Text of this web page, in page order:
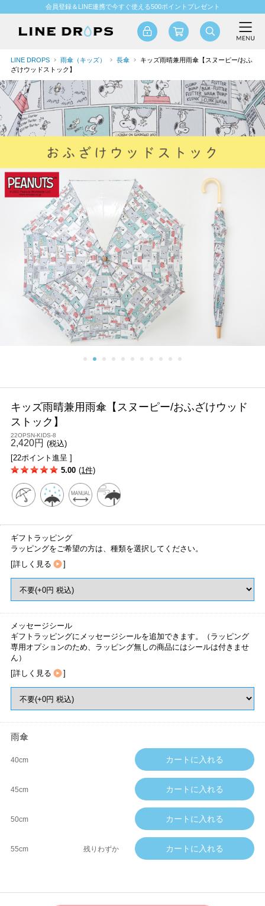
会員登録＆LINE連携で今すぐ使える500ポイントプレゼント
LINE DROPS 雨傘（キッズ） 長傘
キッズ雨晴兼用雨傘【スヌーピー/おふ
ざけウッドストック】
キッズ雨晴兼用雨傘【スヌーピー/おふざけウッド
ストック】
22OPSN-KIDS-8
2,420円 (税込)
[22ポイント進呈 ]
5.00 (1件)
ギフトラッピング
ラッピングをご希望の方は、種類を選択してください。
[詳しく見る ]
メッセージシール
ギフトラッピングにメッセージシールを追加できます。（ラッピング
専用オプションのため、ラッピング無しの商品にはシールは付きませ
ん）
[詳しく見る ]
雨傘
40cm
45cm
50cm
55cm 残りわずか